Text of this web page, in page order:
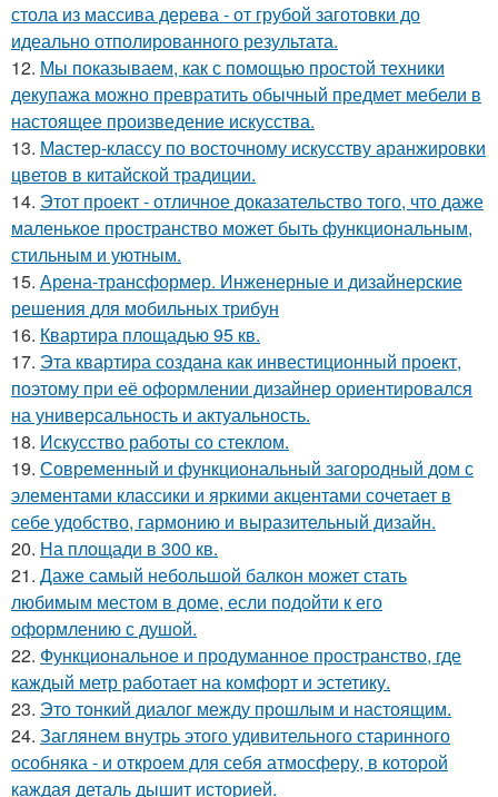
стола из массива дерева - от грубой заготовки до
идеально отполированного результата.
12. Мы показываем, как с помощью простой техники
декупажа можно превратить обычный предмет мебели в
настоящее произведение искусства.
13. Мастер-классу по восточному искусству аранжировки
цветов в китайской традиции.
14. Этот проект - отличное доказательство того, что даже
маленькое пространство может быть функциональным,
стильным и уютным.
15. Арена-трансформер. Инженерные и дизайнерские
решения для мобильных трибун
16. Квартира площадью 95 кв.
17. Эта квартира создана как инвестиционный проект,
поэтому при её оформлении дизайнер ориентировался
на универсальность и актуальность.
18. Искусство работы со стеклом.
19. Современный и функциональный загородный дом с
элементами классики и яркими акцентами сочетает в
себе удобство, гармонию и выразительный дизайн.
20. На площади в 300 кв.
21. Даже самый небольшой балкон может стать
любимым местом в доме, если подойти к его
оформлению с душой.
22. Функциональное и продуманное пространство, где
каждый метр работает на комфорт и эстетику.
23. Это тонкий диалог между прошлым и настоящим.
24. Заглянем внутрь этого удивительного старинного
особняка - и откроем для себя атмосферу, в которой
каждая деталь дышит историей.